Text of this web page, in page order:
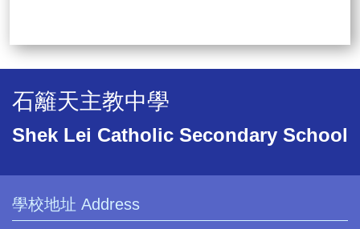
石籬天主教中學
Shek Lei Catholic Secondary School
學校地址 Address